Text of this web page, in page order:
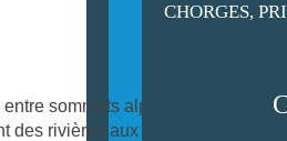
sommets alpins, vallées
rivières aux eaux turquoise,
CHORGES,